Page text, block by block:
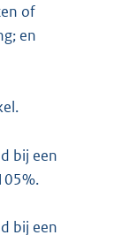
of
en
bij een
bij een